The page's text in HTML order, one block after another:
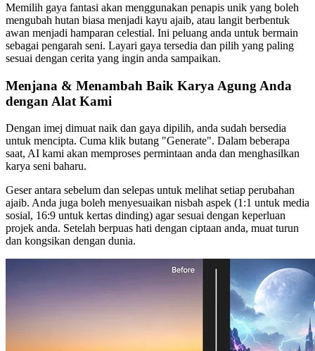
Memilih gaya fantasi akan menggunakan penapis unik yang boleh
mengubah hutan biasa menjadi kayu ajaib, atau langit berbentuk
awan menjadi hamparan celestial. Ini peluang anda untuk bermain
sebagai pengarah seni. Layari gaya tersedia dan pilih yang paling
sesuai dengan cerita yang ingin anda sampaikan.
Menjana & Menambah Baik Karya Agung Anda
dengan Alat Kami
Dengan imej dimuat naik dan gaya dipilih, anda sudah bersedia
untuk mencipta. Cuma klik butang "Generate". Dalam beberapa
saat, AI kami akan memproses permintaan anda dan menghasilkan
karya seni baharu.
Geser antara sebelum dan selepas untuk melihat setiap perubahan
ajaib. Anda juga boleh menyesuaikan nisbah aspek (1:1 untuk media
sosial, 16:9 untuk kertas dinding) agar sesuai dengan keperluan
projek anda. Setelah berpuas hati dengan ciptaan anda, muat turun
dan kongsikan dengan dunia.